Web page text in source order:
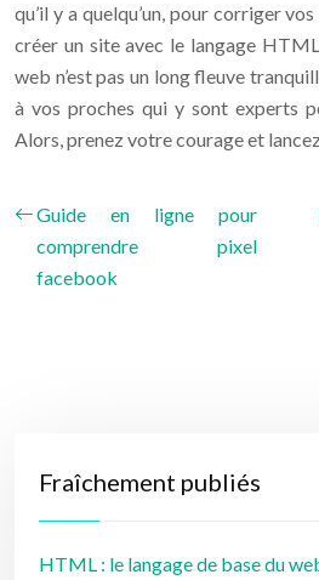
qu’il y a quelqu’un, pour corriger
créer un site avec le langage
web n’est pas un long fleuve
à vos proches qui y sont experts
Alors, prenez votre courage et
Guide en ligne pour
comprendre pixel
facebook
Fraîchement publiés
HTML : le langage de base du